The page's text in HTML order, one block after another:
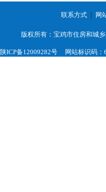
联系方式 网
版权所有：宝鸡市住房和城
陕ICP备12009282号 网站标识码：